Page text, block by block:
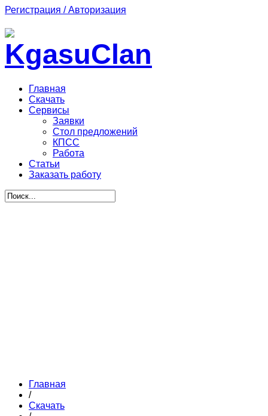
Регистрация / Авторизация
Главная
Скачать
Сервисы
Заявки
Стол предложений
КПСС
Работа
Статьи
Заказать работу
Главная
/
Скачать